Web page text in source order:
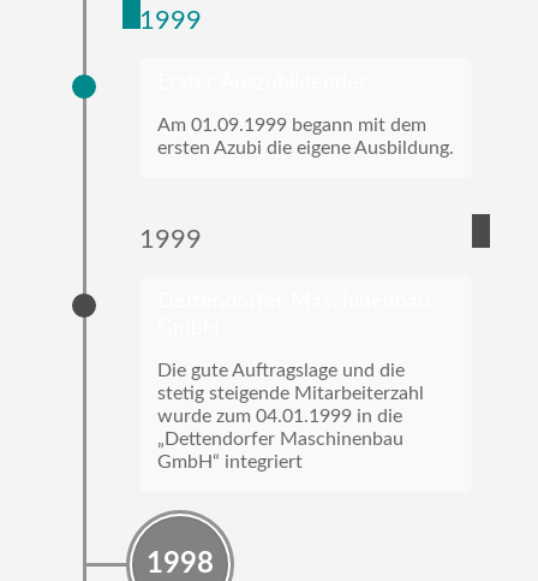
1999
Am 01.09.1999 begann mit dem
ersten Azubi die eigene Ausbildung.
1999
Die gute Auftragslage und die
stetig steigende Mitarbeiterzahl
wurde zum 04.01.1999 in die
„Dettendorfer Maschinenbau
GmbH“ integriert
1998